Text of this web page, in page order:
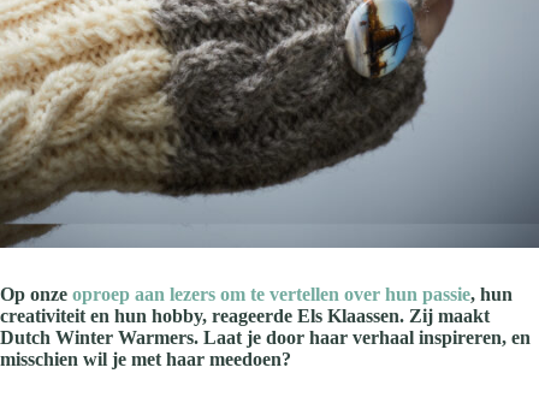
Op onze oproep aan lezers om te vertellen over hun passie, hun
creativiteit en hun hobby, reageerde Els Klaassen. Zij maakt
Dutch Winter Warmers. Laat je door haar verhaal inspireren, en
misschien wil je met haar meedoen?